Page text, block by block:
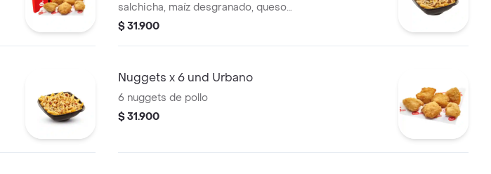
salchicha, maíz desgranado, queso
mozzarella, papa francesa y papa fósforo,
$ 31.900
Nuggets x 6 und Urbano
6 nuggets de pollo
$ 31.900